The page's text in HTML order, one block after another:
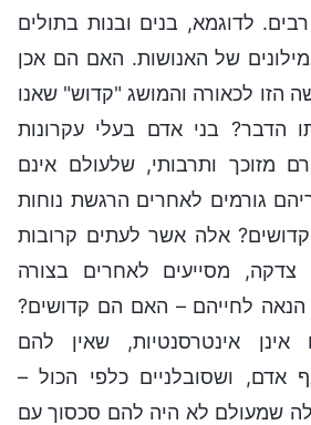
לדוגמא, בנים ובנות בתולים
של האנושות. האם הם אכן
הזו לכאורה והמושג "קדוש" שאנו
הדבר? בני אדם בעלי עקרונות
מזוכך ותרבותי, שלעולם אינם
גורמים לאחרים הרגשת נוחות
אלה אשר לעתים קרובות
צדקה, מסייעים לאחרים בצורה
הנאה לחייהם – האם הם קדושים?
אינטרסנטיות, שאין להם
אדם, ושסובלניים כלפי הכול –
שמעולם לא היה להם סכסוך עם